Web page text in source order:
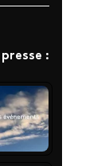
: